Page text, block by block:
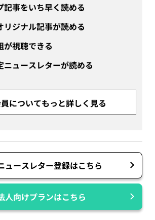
記事をいち早く読める
リジナル記事が読める
が視聴できる
ニュースレターが読める
についてもっと詳しく見る
ュースレター登録はこちら
人向けプランはこちら